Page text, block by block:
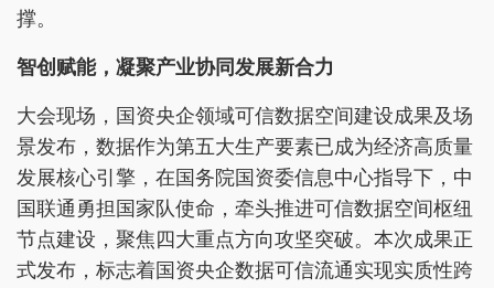
撑。
智创赋能，凝聚产业协同发展新合力
大会现场，国资央企领域可信数据空间建设成果及场
景发布，数据作为第五大生产要素已成为经济高质量
发展核心引擎，在国务院国资委信息中心指导下，中
国联通勇担国家队使命，牵头推进可信数据空间枢纽
节点建设，聚焦四大重点方向攻坚突破。本次成果正
式发布，标志着国资央企数据可信流通实现实质性跨